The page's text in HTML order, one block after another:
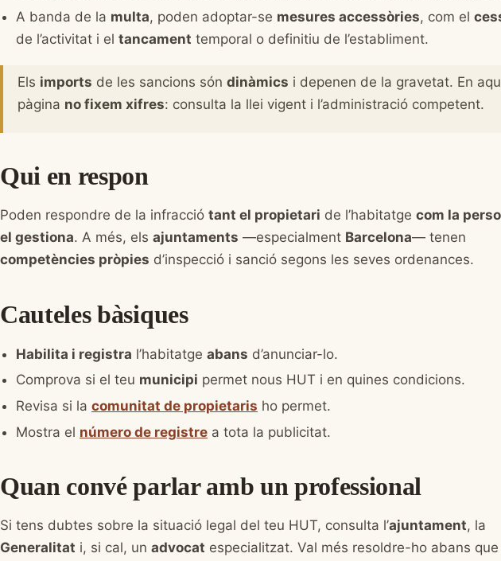
A banda de la multa, poden adoptar-se mesures accessòries, com el
de l’activitat i el tancament temporal o definitiu de l’establiment.
Els imports de les sancions són dinàmics i depenen de la gravetat. En
pàgina no fixem xifres: consulta la llei vigent i l’administració competent.
Qui en respon
Poden respondre de la infracció tant el propietari de l’habitatge com la
el gestiona. A més, els ajuntaments —especialment Barcelona— tenen
competències pròpies d’inspecció i sanció segons les seves ordenances.
Cauteles bàsiques
Habilita i registra l’habitatge abans d’anunciar-lo.
Comprova si el teu municipi permet nous HUT i en quines condicions.
Revisa si la comunitat de propietaris ho permet.
Mostra el número de registre a tota la publicitat.
Quan convé parlar amb un professional
Si tens dubtes sobre la situació legal del teu HUT, consulta l’ajuntament, la
Generalitat i, si cal, un advocat especialitzat. Val més resoldre-ho abans